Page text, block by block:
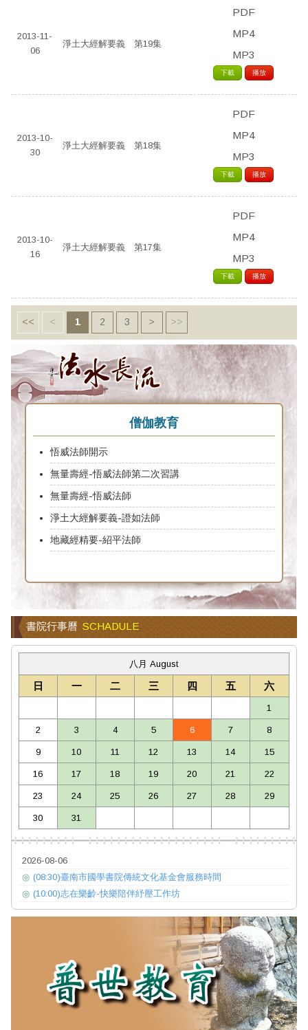
2013-11-
06
淨土大經解要義 第19集
PDF
MP4
MP3
下載 播放
2013-10-
30
淨土大經解要義 第18集
PDF
MP4
MP3
下載 播放
2013-10-
16
淨土大經解要義 第17集
PDF
MP4
MP3
下載 播放
<< < 1 2 3 > >>
僧伽教育
悟威法師開示
無量壽經-悟威法師第二次習講
無量壽經-悟威法師
淨土大經解要義-證如法師
地藏經精要-紹平法師
書院行事曆 SCHADULE
八月 August
日 一 二 三 四 五 六
1
2 3 4 5 6 7 8
9 10 11 12 13 14 15
16 17 18 19 20 21 22
23 24 25 26 27 28 29
30 31
2026-08-06
◎ (08:30)臺南市國學書院傳統文化基金會服務時間
◎ (10:00)志在樂齡-快樂陪伴紓壓工作坊